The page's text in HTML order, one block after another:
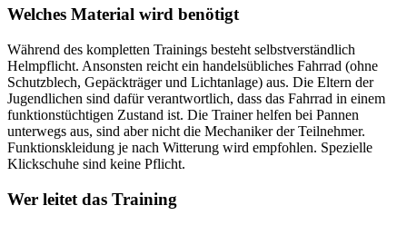
Welches Material wird benötigt
Während des kompletten Trainings besteht selbstverständlich
Helmpflicht. Ansonsten reicht ein handelsübliches Fahrrad (ohne
Schutzblech, Gepäckträger und Lichtanlage) aus. Die Eltern der
Jugendlichen sind dafür verantwortlich, dass das Fahrrad in einem
funktionstüchtigen Zustand ist. Die Trainer helfen bei Pannen
unterwegs aus, sind aber nicht die Mechaniker der Teilnehmer.
Funktionskleidung je nach Witterung wird empfohlen. Spezielle
Klickschuhe sind keine Pflicht.
Wer leitet das Training